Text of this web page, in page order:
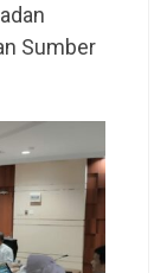
Sumber